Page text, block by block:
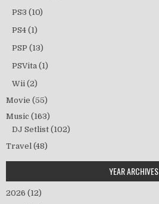
PS3 (10)
PS4 (1)
PSP (13)
PSVita (1)
Wii (2)
Movie (55)
Music (163)
DJ Setlist (102)
Travel (48)
YEAR ARCHIVES
2026 (12)